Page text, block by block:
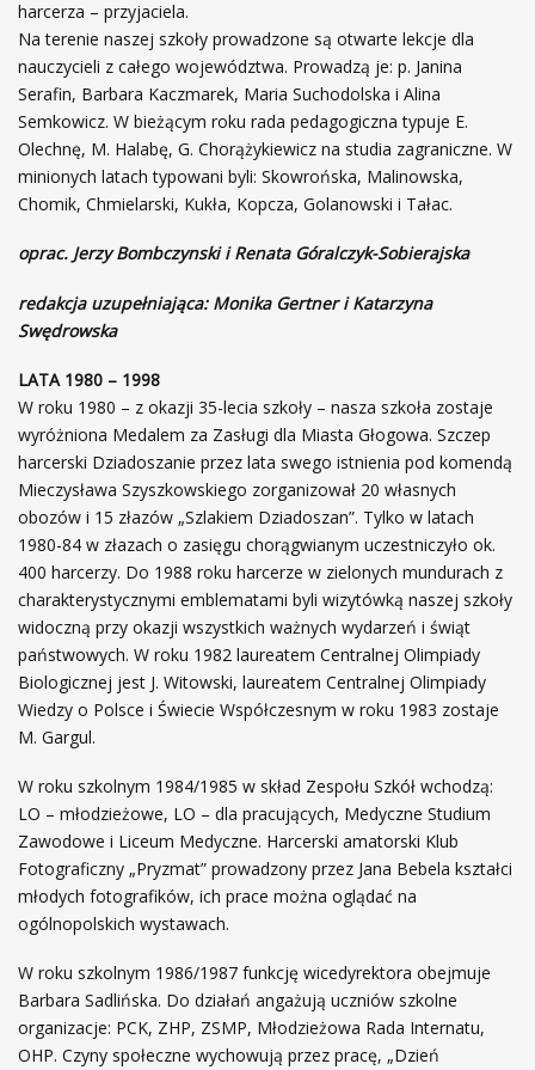
harcerza – przyjaciela.
Na terenie naszej szkoły prowadzone są otwarte lekcje dla
nauczycieli z całego województwa. Prowadzą je: p. Janina
Serafin, Barbara Kaczmarek, Maria Suchodolska i Alina
Semkowicz. W bieżącym roku rada pedagogiczna typuje E.
Olechnę, M. Halabę, G. Chorążykiewicz na studia zagraniczne. W
minionych latach typowani byli: Skowrońska, Malinowska,
Chomik, Chmielarski, Kukła, Kopcza, Golanowski i Tałac.
oprac. Jerzy Bombczynski i Renata Góralczyk-Sobierajska
redakcja uzupełniająca: Monika Gertner i Katarzyna
Swędrowska
LATA 1980 – 1998
W roku 1980 – z okazji 35-lecia szkoły – nasza szkoła zostaje
wyróżniona Medalem za Zasługi dla Miasta Głogowa. Szczep
harcerski Dziadoszanie przez lata swego istnienia pod komendą
Mieczysława Szyszkowskiego zorganizował 20 własnych
obozów i 15 złazów „Szlakiem Dziadoszan”. Tylko w latach
1980-84 w złazach o zasięgu chorągwianym uczestniczyło ok.
400 harcerzy. Do 1988 roku harcerze w zielonych mundurach z
charakterystycznymi emblematami byli wizytówką naszej szkoły
widoczną przy okazji wszystkich ważnych wydarzeń i świąt
państwowych. W roku 1982 laureatem Centralnej Olimpiady
Biologicznej jest J. Witowski, laureatem Centralnej Olimpiady
Wiedzy o Polsce i Świecie Współczesnym w roku 1983 zostaje
M. Gargul.
W roku szkolnym 1984/1985 w skład Zespołu Szkół wchodzą:
LO – młodzieżowe, LO – dla pracujących, Medyczne Studium
Zawodowe i Liceum Medyczne. Harcerski amatorski Klub
Fotograficzny „Pryzmat” prowadzony przez Jana Bebela kształci
młodych fotografików, ich prace można oglądać na
ogólnopolskich wystawach.
W roku szkolnym 1986/1987 funkcję wicedyrektora obejmuje
Barbara Sadlińska. Do działań angażują uczniów szkolne
organizacje: PCK, ZHP, ZSMP, Młodzieżowa Rada Internatu,
OHP. Czyny społeczne wychowują przez pracę, „Dzień